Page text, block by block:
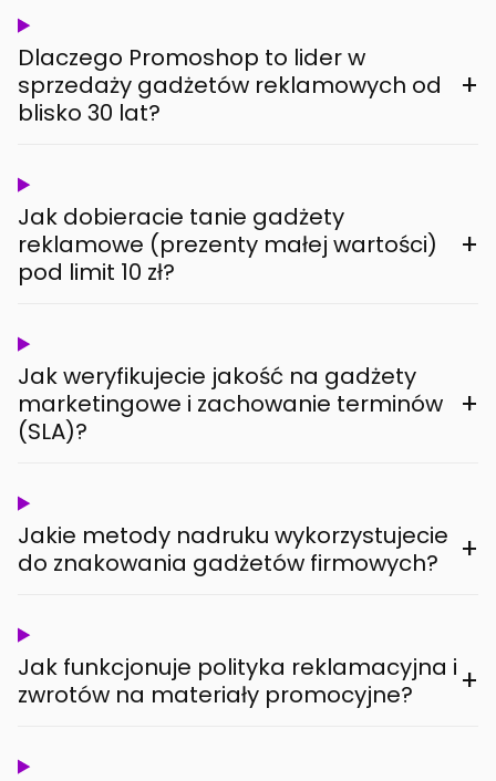
Dlaczego Promoshop to lider w
sprzedaży gadżetów reklamowych od
blisko 30 lat?
+
Jak dobieracie tanie gadżety
reklamowe (prezenty małej wartości)
pod limit 10 zł?
+
Jak weryfikujecie jakość na gadżety
marketingowe i zachowanie terminów
(SLA)?
+
Jakie metody nadruku wykorzystujecie
do znakowania gadżetów firmowych?
+
Jak funkcjonuje polityka reklamacyjna i
zwrotów na materiały promocyjne?
+